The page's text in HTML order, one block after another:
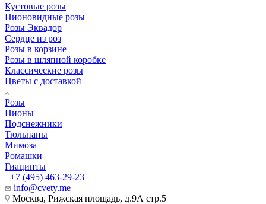
Кустовые розы
Пионовидные розы
Розы Эквадор
Сердце из роз
Розы в корзине
Розы в шляпной коробке
Классические розы
Цветы с доставкой
Розы
Пионы
Подснежники
Тюльпаны
Мимоза
Ромашки
Гиацинты
+7 (495) 463-29-23
info@cvety.me
Москва, Рижская площадь, д.9А стр.5